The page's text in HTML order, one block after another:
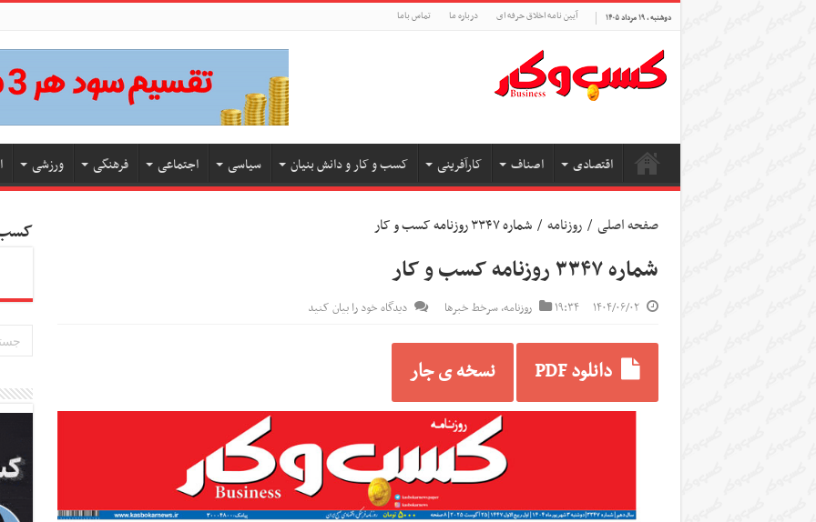
دوشنبه , ۱۹ مرداد ۱۴۰۵ آیین نامه اخلاق حرفه ای درباره ما تماس باما
اقتصادی اصناف کارآفرینی کسب و کار و دانش بنیان سیاسی اجتماعی فرهنگی ورزشی
صفحه اصلی / روزنامه / شماره ۳۳۴۷ روزنامه کسب و کار
شماره ۳۳۴۷ روزنامه کسب و کار
۱۴۰۴/۰۶/۰۲ ۱۹:۳۴ روزنامه,سرخط خبرها دیدگاه خود را بیان کنید
دانلود PDF نسخه ی جار
کسب